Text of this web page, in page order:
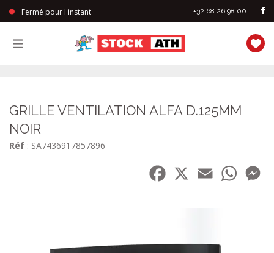
Fermé pour l'instant +32 68 26 98 00
GRILLE VENTILATION ALFA D.125MM
NOIR
Réf : SA7436917857896
Facebook
Email